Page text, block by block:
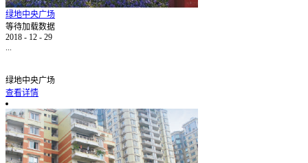
绿地中央广场
等待加载数据
2018 - 12 - 29
...
绿地中央广场
查看详情